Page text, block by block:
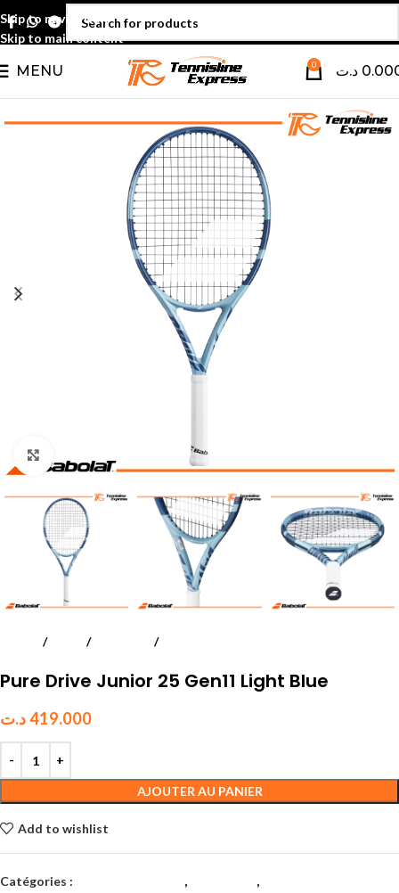
Skip to navigation
Skip to main content
MENU 0 د.ت
Tennis Raquettes Juniors et Enfants
Pure Drive Junior 25 Gen11 Light Blue
419.000د.ت
AJOUTER AU PANIER
Add to wishlist
Catégories : , ,